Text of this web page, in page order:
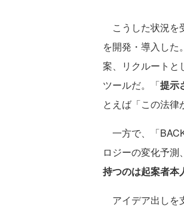
こうした状況を
を開発・導入し
案、リクルートと
ツールだ。「提示
とえば「この法律
一方で、「
ロジーの変化予
持つのは起案者本
アイデア出しを